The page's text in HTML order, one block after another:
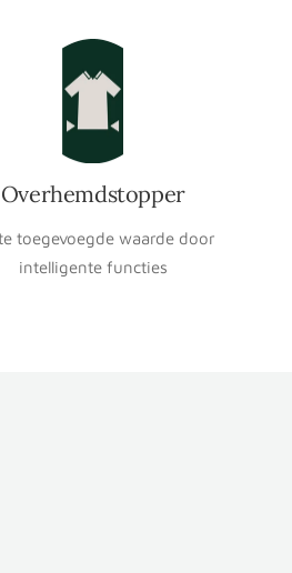
Overhemdstopper
toegevoegde waarde door
intelligente functies